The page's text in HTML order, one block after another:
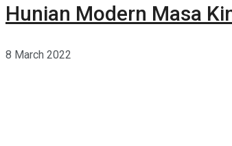
Hunian Modern Masa
8 March 2022